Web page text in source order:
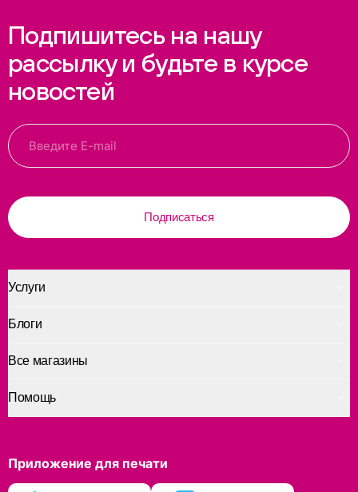
Подпишитесь на нашу
рассылку и будьте в курсе
новостей
Подписаться
Услуги
Помощь
Блоги
Все магазины
Приложение для печати